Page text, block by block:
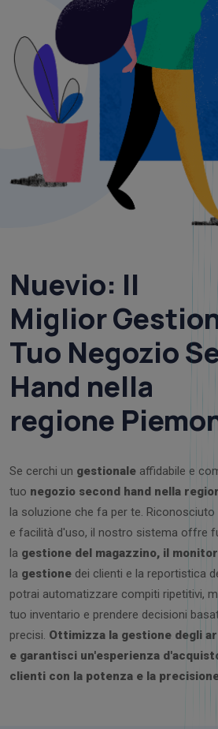
Nuevio: Il
Miglior
Tuo Negozio
Hand nella
regione
Se cerchi un gestionale affidabile e
tuo negozio second hand nella
la soluzione che fa per te.
e facilità d'uso, il nostro sistema offre
la gestione del magazzino, il
la gestione dei clienti e la reportistica
potrai automatizzare compiti ripetitivi,
tuo inventario e prendere decisioni
precisi. Ottimizza la gestione degli
e garantisci un'esperienza
clienti con la potenza e la